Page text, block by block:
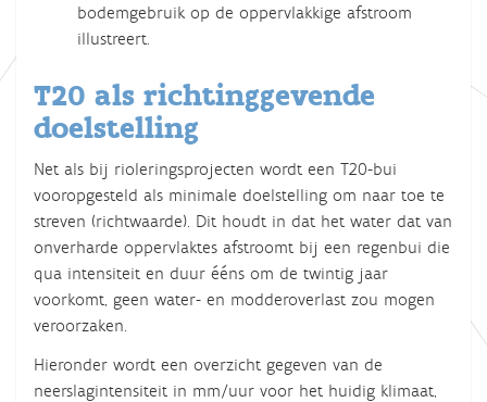
bodemgebruik op de oppervlakkige afstroom
illustreert.
T20 als richtinggevende
doelstelling
Net als bij rioleringsprojecten wordt een T20-bui
vooropgesteld als minimale doelstelling om naar toe te
streven (richtwaarde). Dit houdt in dat het water dat van
onverharde oppervlaktes afstroomt bij een regenbui die
qua intensiteit en duur ééns om de twintig jaar
voorkomt, geen water- en modderoverlast zou mogen
veroorzaken.
Hieronder wordt een overzicht gegeven van de
neerslagintensiteit in mm/uur voor het huidig klimaat,